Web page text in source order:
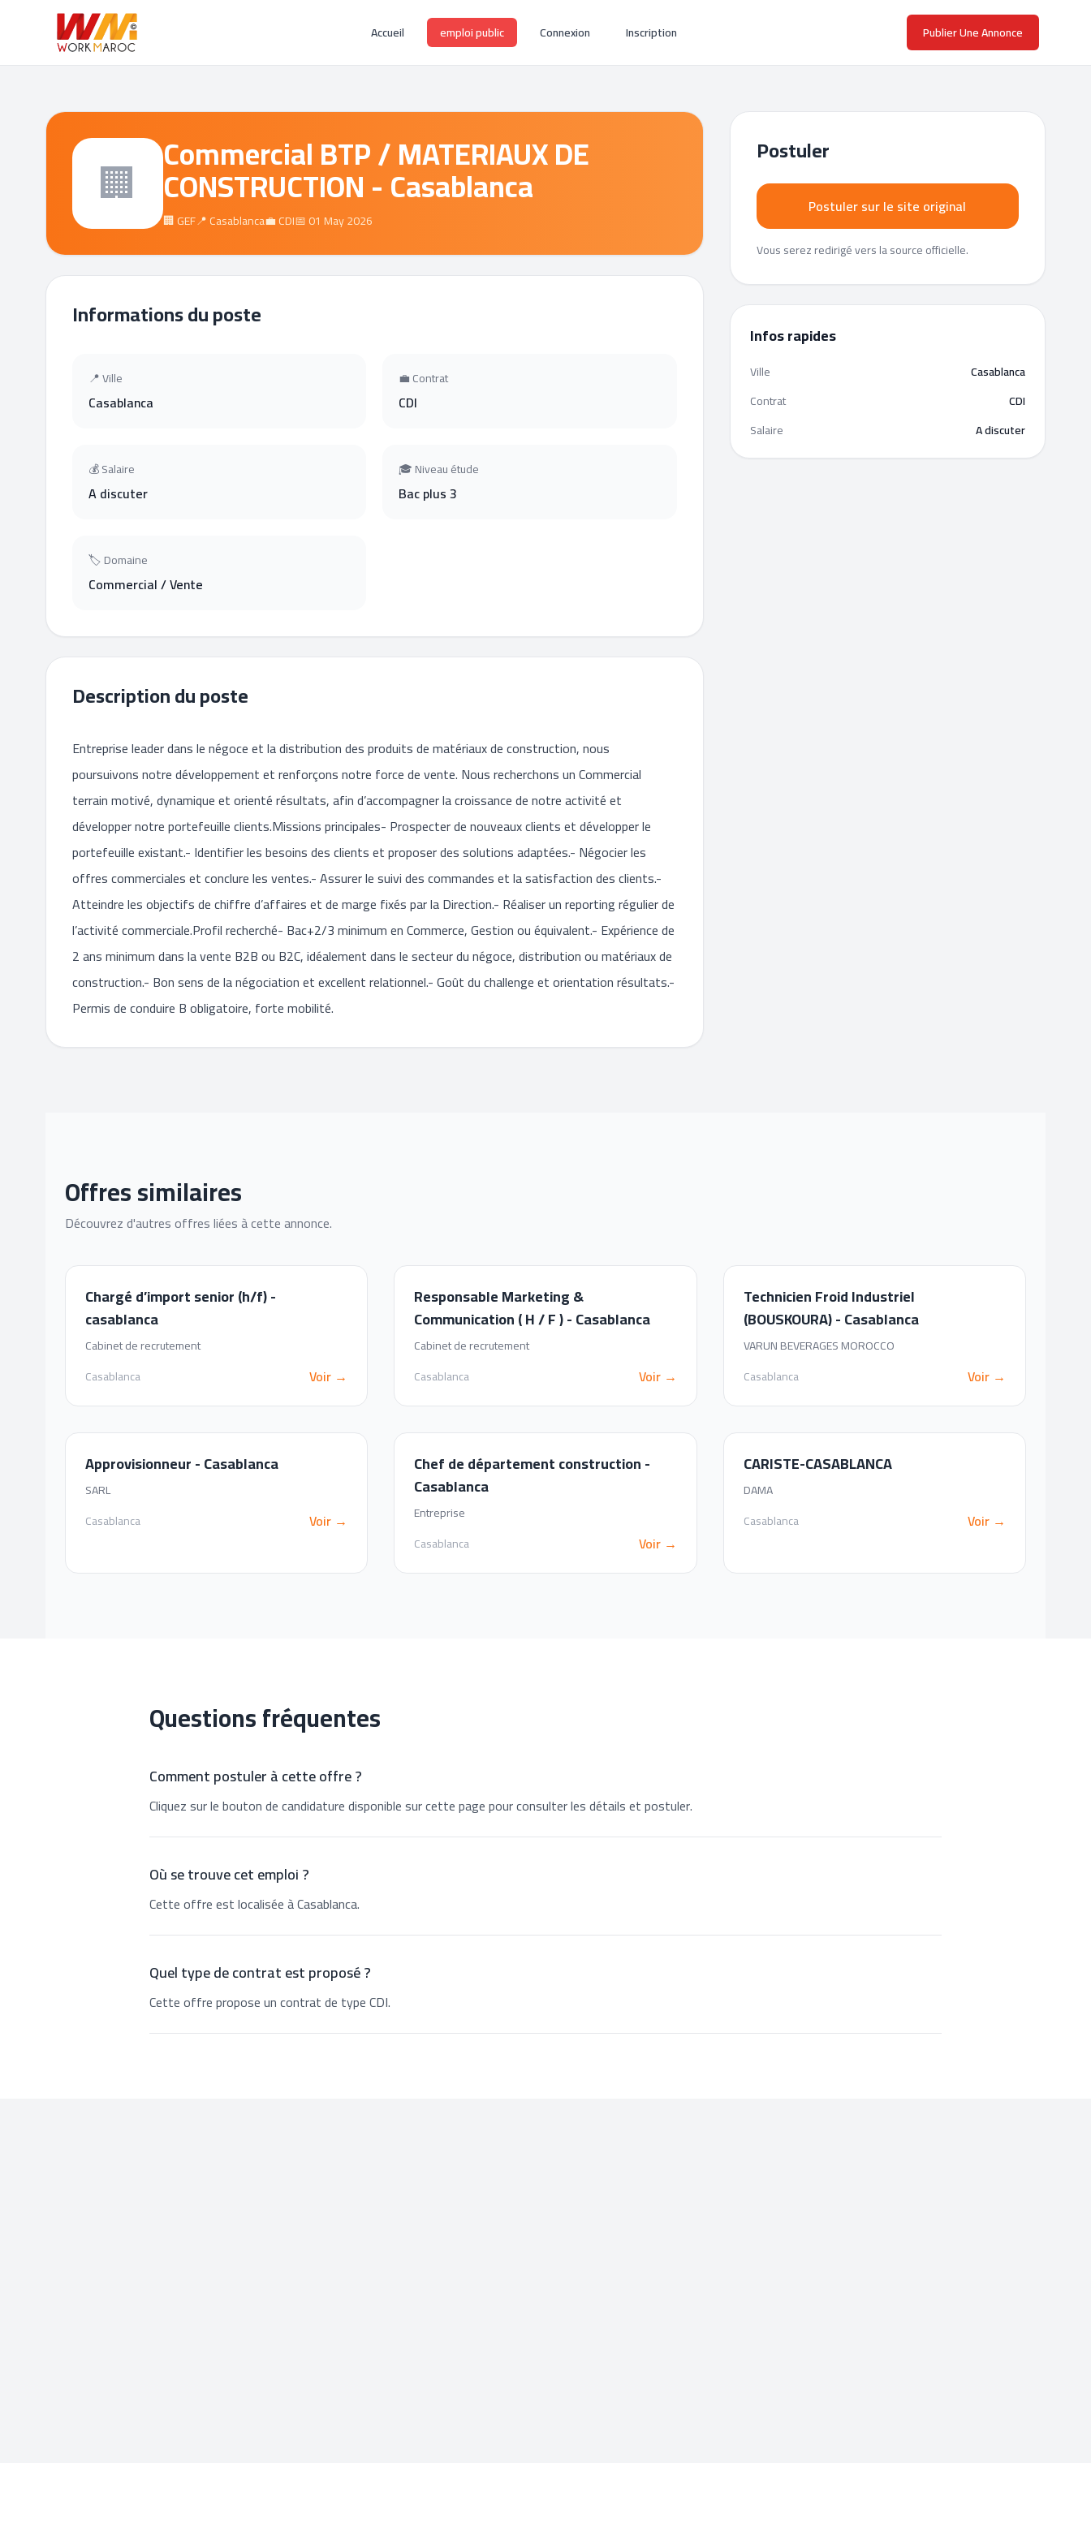
Accueil emploi public Connexion Inscription Publier Une Annonce
🏢 Commercial BTP / MATERIAUX DE
CONSTRUCTION - Casablanca
🏢 GEF📍 Casablanca💼 CDI📅 01 May 2026
Informations du poste
📍 Ville
Casablanca
💼 Contrat
CDI
💰 Salaire
A discuter
🎓 Niveau étude
Bac plus 3
🏷 Domaine
Commercial / Vente
Description du poste
Entreprise leader dans le négoce et la distribution des produits de matériaux de construction, nous
poursuivons notre développement et renforçons notre force de vente. Nous recherchons un Commercial
terrain motivé, dynamique et orienté résultats, afin d’accompagner la croissance de notre activité et
développer notre portefeuille clients.Missions principales- Prospecter de nouveaux clients et développer le
portefeuille existant.- Identifier les besoins des clients et proposer des solutions adaptées.- Négocier les
offres commerciales et conclure les ventes.- Assurer le suivi des commandes et la satisfaction des clients.-
Atteindre les objectifs de chiffre d’affaires et de marge fixés par la Direction.- Réaliser un reporting régulier de
l’activité commerciale.Profil recherché- Bac+2/3 minimum en Commerce, Gestion ou équivalent.- Expérience de
2 ans minimum dans la vente B2B ou B2C, idéalement dans le secteur du négoce, distribution ou matériaux de
construction.- Bon sens de la négociation et excellent relationnel.- Goût du challenge et orientation résultats.-
Permis de conduire B obligatoire, forte mobilité.
Postuler
Postuler sur le site original
Vous serez redirigé vers la source officielle.
Infos rapides
Ville
Casablanca
Contrat
CDI
Salaire
A discuter
Offres similaires
Découvrez d'autres offres liées à cette annonce.
Chargé d’import senior (h/f) -
casablanca
Cabinet de recrutement
Casablanca
Voir →
Responsable Marketing &
Communication ( H / F ) - Casablanca
Cabinet de recrutement
Casablanca
Voir →
Technicien Froid Industriel
(BOUSKOURA) - Casablanca
VARUN BEVERAGES MOROCCO
Casablanca
Voir →
Approvisionneur - Casablanca
SARL
Casablanca
Voir →
Chef de département construction -
Casablanca
Entreprise
Casablanca
Voir →
CARISTE-CASABLANCA
DAMA
Casablanca
Voir →
Questions fréquentes
Comment postuler à cette offre ?
Cliquez sur le bouton de candidature disponible sur cette page pour consulter les détails et postuler.
Où se trouve cet emploi ?
Cette offre est localisée à Casablanca.
Quel type de contrat est proposé ?
Cette offre propose un contrat de type CDI.